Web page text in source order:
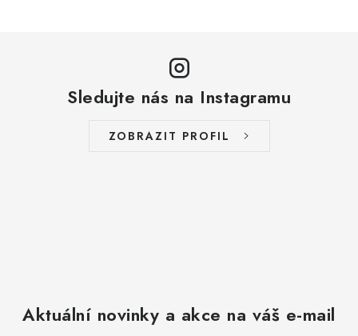
Sledujte nás na Instagramu
ZOBRAZIT PROFIL
Aktuální novinky a akce na váš e-mail